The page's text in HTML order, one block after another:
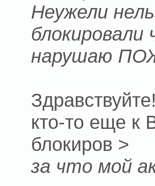
Неужели
блокировали
нарушаю
кто-то еще к
блокиров >
за что мой